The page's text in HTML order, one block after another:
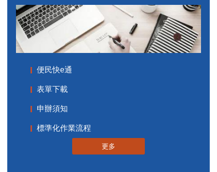
便民快e通
表單下載
申辦須知
標準化作業流程
更多